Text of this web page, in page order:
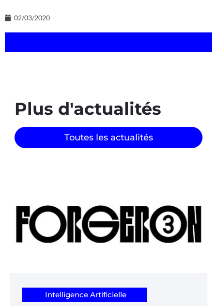
02/03/2020
Plus d'actualités
Toutes les actualités
Intelligence Artificielle